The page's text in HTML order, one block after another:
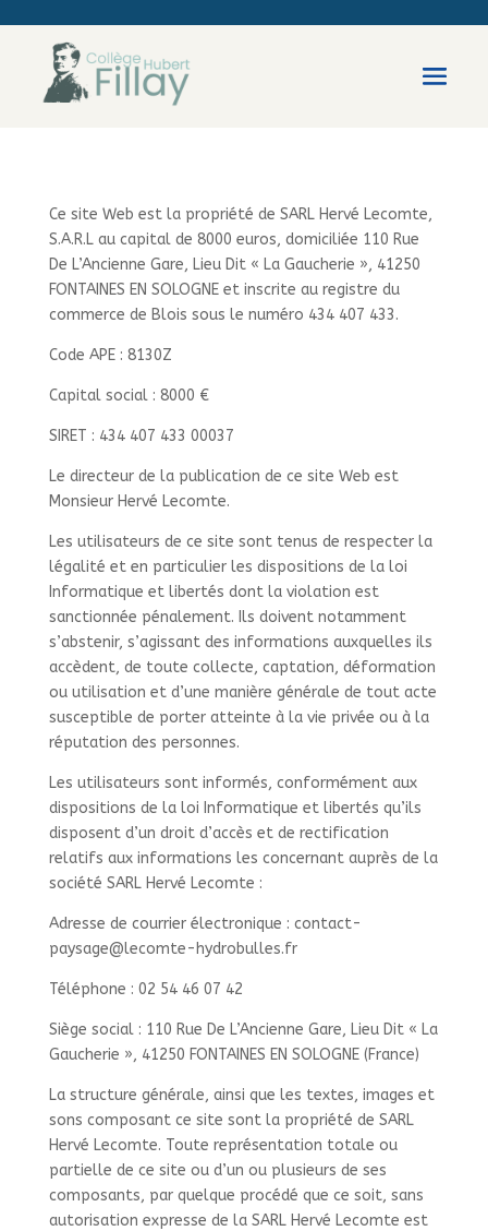
Ce site Web est la propriété de SARL Hervé Lecomte,
S.A.R.L au capital de 8000 euros, domiciliée 110 Rue
De L’Ancienne Gare, Lieu Dit « La Gaucherie », 41250
FONTAINES EN SOLOGNE et inscrite au registre du
commerce de Blois sous le numéro 434 407 433.
Code APE : 8130Z
Capital social : 8000 €
SIRET : 434 407 433 00037
Le directeur de la publication de ce site Web est
Monsieur Hervé Lecomte.
Les utilisateurs de ce site sont tenus de respecter la
légalité et en particulier les dispositions de la loi
Informatique et libertés dont la violation est
sanctionnée pénalement. Ils doivent notamment
s’abstenir, s’agissant des informations auxquelles ils
accèdent, de toute collecte, captation, déformation
ou utilisation et d’une manière générale de tout acte
susceptible de porter atteinte à la vie privée ou à la
réputation des personnes.
Les utilisateurs sont informés, conformément aux
dispositions de la loi Informatique et libertés qu’ils
disposent d’un droit d’accès et de rectification
relatifs aux informations les concernant auprès de la
société SARL Hervé Lecomte :
Adresse de courrier électronique : contact-
paysage@lecomte-hydrobulles.fr
Téléphone : 02 54 46 07 42
Siège social : 110 Rue De L’Ancienne Gare, Lieu Dit « La
Gaucherie », 41250 FONTAINES EN SOLOGNE (France)
La structure générale, ainsi que les textes, images et
sons composant ce site sont la propriété de SARL
Hervé Lecomte. Toute représentation totale ou
partielle de ce site ou d’un ou plusieurs de ses
composants, par quelque procédé que ce soit, sans
autorisation expresse de la SARL Hervé Lecomte est